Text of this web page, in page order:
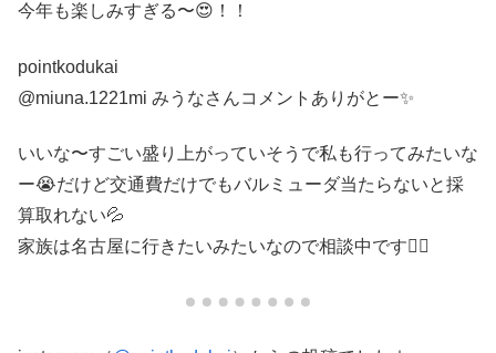
今年も楽しみすぎる〜😍！！
pointkodukai
@miuna.1221mi みうなさんコメントありがとー✨
いいな〜すごい盛り上がっていそうで私も行ってみたいな
ー😭だけど交通費だけでもバルミューダ当たらないと採
算取れない💦
家族は名古屋に行きたいみたいなので相談中です🙋‍♀️